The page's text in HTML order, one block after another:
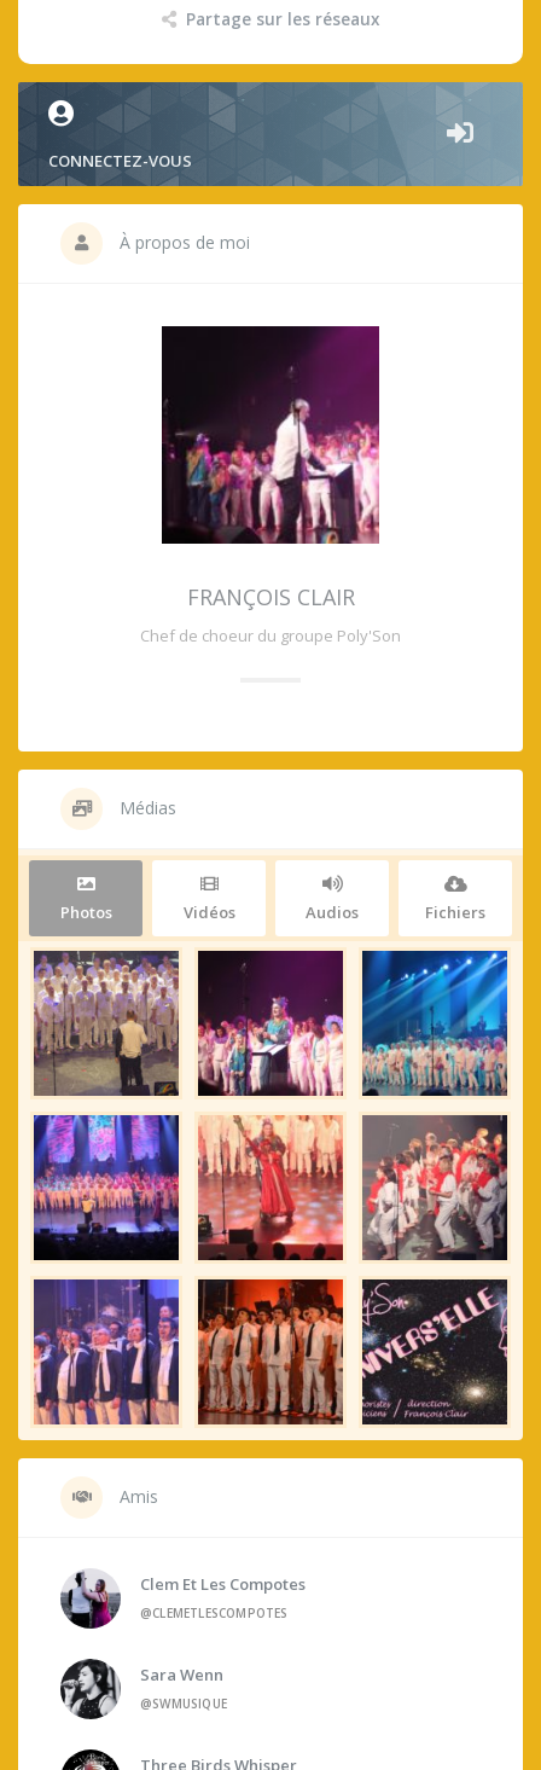
Partage sur les réseaux
CONNECTEZ-VOUS
À propos de moi
FRANÇOIS CLAIR
Chef de choeur du groupe Poly'Son
Médias
Photos Vidéos Audios Fichiers
Amis
Clem Et Les Compotes
@CLEMETLESCOMPOTES
Sara Wenn
@SWMUSIQUE
Three Birds Whisper